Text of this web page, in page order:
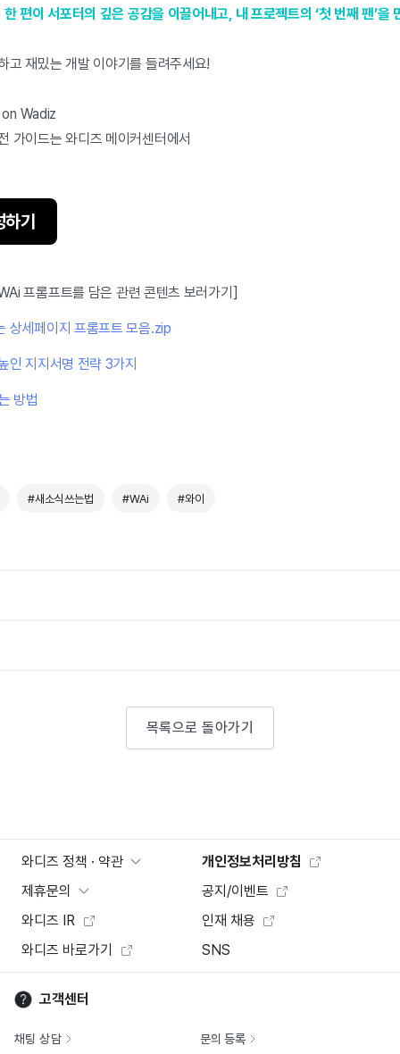
편이 서포터의 깊은 공감을 이끌어내고, 내 프로젝트의 ‘첫 번째 팬’을
고 재밌는 개발 이야기를 들려주세요!
Wadiz
가이드는 와디즈 메이커센터에서
기
프롬프트를 담은 관련 콘텐츠 보러가기]
상세페이지 프롬프트 모음.zip
인 지지서명 전략 3가지
방법
#새소식쓰는법 #WAi #와이
목록으로 돌아가기
와디즈 정책 · 약관
개인정보처리방침
제휴문의
공지/이벤트
와디즈 IR
인재 채용
와디즈 바로가기
SNS
고객센터
채팅 상담 문의 등록